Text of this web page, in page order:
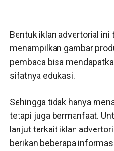
Bentuk iklan advertorial ini
menampilkan gambar
pembaca bisa
sifatnya edukasi.
Sehingga tidak hanya
tetapi juga bermanfaat.
lanjut terkait iklan
berikan beberapa